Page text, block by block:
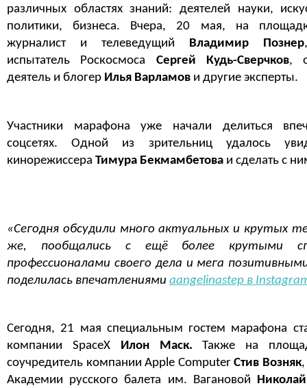
различных областях знаний: деятелей науки,
политики, бизнеса. Вчера, 20 мая, на
журналист и телеведущий Владимир Познер
испытатель Роскосмоса Сергей Кудь-Сверчков,
деятель и блогер Илья Варламов и другие эксперты.
Участники марафона уже начали делиться
соцсетях. Одной из зрительниц удалось
кинорежиссера Тимура Бекмамбетова и сделать с
«Сегодня обсудили много актуальных и крутых
же, пообщались с ещё более крутыми
профессионалами своего дела и мега
поделилась впечатлениями aangelinastep в
Сегодня, 21 мая специальным гостем марафона
компании SpaceX Илон Маск. Также на
соучредитель компании Apple Computer Стив Возняк,
Академии русского балета им. Вагановой